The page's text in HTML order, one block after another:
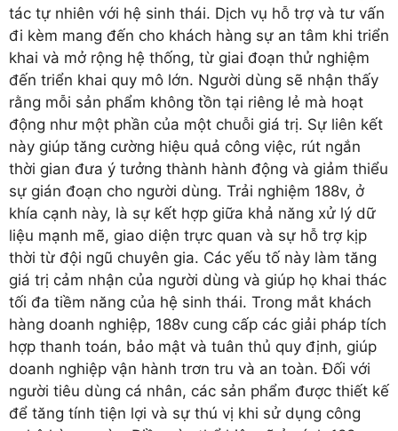
tác tự nhiên với hệ sinh thái. Dịch vụ hỗ trợ và tư vấn
đi kèm mang đến cho khách hàng sự an tâm khi triển
khai và mở rộng hệ thống, từ giai đoạn thử nghiệm
đến triển khai quy mô lớn. Người dùng sẽ nhận thấy
rằng mỗi sản phẩm không tồn tại riêng lẻ mà hoạt
động như một phần của một chuỗi giá trị. Sự liên kết
này giúp tăng cường hiệu quả công việc, rút ngắn
thời gian đưa ý tưởng thành hành động và giảm thiểu
sự gián đoạn cho người dùng. Trải nghiệm 188v, ở
khía cạnh này, là sự kết hợp giữa khả năng xử lý dữ
liệu mạnh mẽ, giao diện trực quan và sự hỗ trợ kịp
thời từ đội ngũ chuyên gia. Các yếu tố này làm tăng
giá trị cảm nhận của người dùng và giúp họ khai thác
tối đa tiềm năng của hệ sinh thái. Trong mắt khách
hàng doanh nghiệp, 188v cung cấp các giải pháp tích
hợp thanh toán, bảo mật và tuân thủ quy định, giúp
doanh nghiệp vận hành trơn tru và an toàn. Đối với
người tiêu dùng cá nhân, các sản phẩm được thiết kế
để tăng tính tiện lợi và sự thú vị khi sử dụng công